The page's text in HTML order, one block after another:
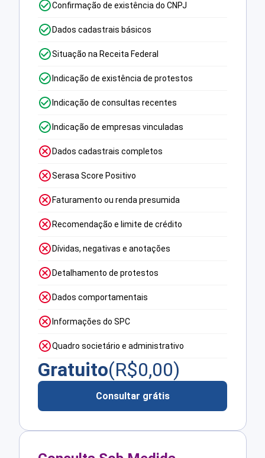
Confirmação de existência do CNPJ
Dados cadastrais básicos
Situação na Receita Federal
Indicação de existência de protestos
Indicação de consultas recentes
Indicação de empresas vinculadas
Dados cadastrais completos
Serasa Score Positivo
Faturamento ou renda presumida
Recomendação e limite de crédito
Dívidas, negativas e anotações
Detalhamento de protestos
Dados comportamentais
Informações do SPC
Quadro societário e administrativo
Gratuito(R$0,00)
Consultar grátis